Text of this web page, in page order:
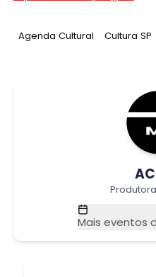
Tag:
Agenda Cultural Tag:
Cultura SP
Mais eventos